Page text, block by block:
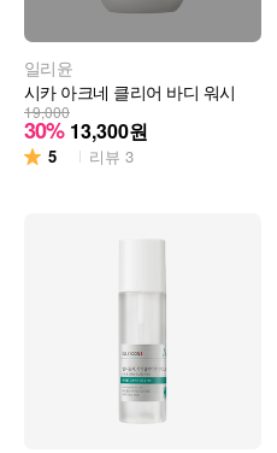
일리윤
시카 아크네 클리어 바디 워시
19,000
30% 13,300원
5 리뷰 3